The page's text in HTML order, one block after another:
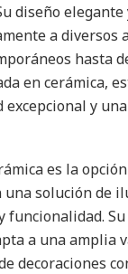
diseño elegante
a diversos
hasta
en cerámica,
y
es la
una solución de
funcionalidad.
a una amplia
decoraciones